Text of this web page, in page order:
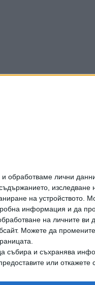
лични
изследване
на устройството.
информация и да
на личните
Можете да
събира и съхранява
или откажете
става след изрично